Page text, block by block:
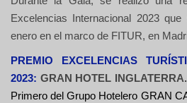
Excelencias Internacional 2023
enero en el marco de FITUR, en
PREMIO EXCELENCIAS
2023: GRAN HOTEL
Primero del Grupo Hotelero GRAN